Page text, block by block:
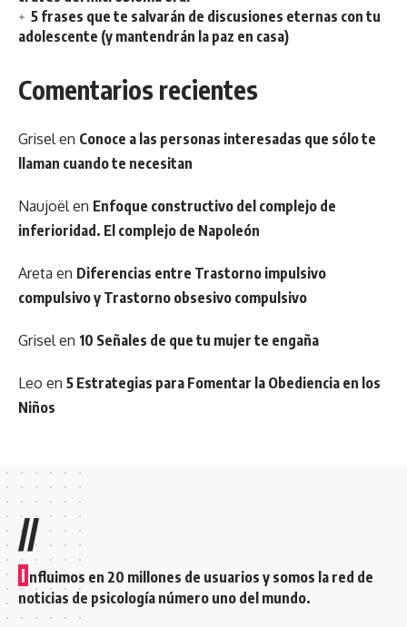
5 frases que te salvarán de discusiones eternas con tu
adolescente (y mantendrán la paz en casa)
Comentarios recientes
Grisel en Conoce a las personas interesadas que sólo te
llaman cuando te necesitan
Naujoël en Enfoque constructivo del complejo de
inferioridad. El complejo de Napoleón
Areta en Diferencias entre Trastorno impulsivo
compulsivo y Trastorno obsesivo compulsivo
Grisel en 10 Señales de que tu mujer te engaña
Leo en 5 Estrategias para Fomentar la Obediencia en los
Niños
//
I nfluimos en 20 millones de usuarios y somos la red de
noticias de psicología número uno del mundo.